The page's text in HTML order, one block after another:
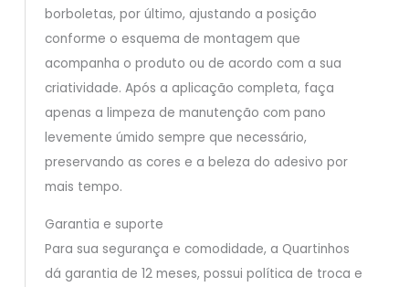
borboletas, por último, ajustando a posição
conforme o esquema de montagem que
acompanha o produto ou de acordo com a sua
criatividade. Após a aplicação completa, faça
apenas a limpeza de manutenção com pano
levemente úmido sempre que necessário,
preservando as cores e a beleza do adesivo por
mais tempo.
Garantia e suporte
Para sua segurança e comodidade, a Quartinhos
dá garantia de 12 meses, possui política de troca e